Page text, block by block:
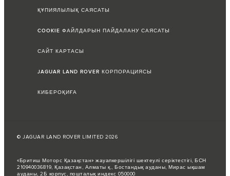
ҚҰПИЯЛЫЛЫҚ САЯСАТЫ
COOKIE ФАЙЛДАРЫН ПАЙДАЛАНУ САЯСАТЫ
САЙТ КАРТАСЫ
JAGUAR LAND ROVER КОРПОРАЦИЯСЫ
КИБЕРОҚИҒА
© JAGUAR LAND ROVER LIMITED 2026
«Бритиш Моторс Қазақстан» жауапкершілігі шектеулі серіктестігі, БСН
210940036819, Қазақстан, Алматы қ., Бостандық ауданы, Мирас ықшам
ауданы, 2Б корпус, пошталық индекс 050000